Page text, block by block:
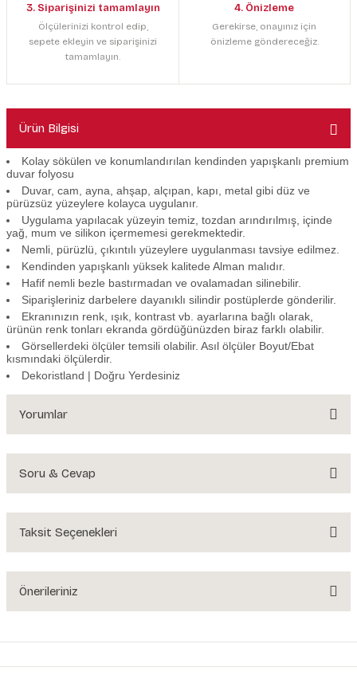
3. Siparişinizi tamamlayın
Ölçülerinizi kontrol edip,
sepete ekleyin ve siparişinizi
tamamlayın.
4. Önizleme
Gerekirse, onayınız için
önizleme göndereceğiz.
Ürün Bilgisi
Kolay sökülen ve konumlandırılan kendinden yapışkanlı premium
duvar folyosu
Duvar, cam, ayna, ahşap, alçıpan, kapı, metal gibi düz ve
pürüzsüz yüzeylere kolayca uygulanır.
Uygulama yapılacak yüzeyin temiz, tozdan arındırılmış, içinde
yağ, mum ve silikon içermemesi gerekmektedir.
Nemli, pürüzlü, çıkıntılı yüzeylere uygulanması tavsiye edilmez.
Kendinden yapışkanlı yüksek kalitede Alman malıdır.
Hafif nemli bezle bastırmadan ve ovalamadan silinebilir.
Siparişleriniz darbelere dayanıklı silindir postüplerde gönderilir.
Ekranınızın renk, ışık, kontrast vb. ayarlarına bağlı olarak,
ürünün renk tonları ekranda gördüğünüzden biraz farklı olabilir.
Görsellerdeki ölçüler temsili olabilir. Asıl ölçüler Boyut/Ebat
kısmındaki ölçülerdir.
Dekoristland | Doğru Yerdesiniz
Yorumlar
Soru & Cevap
Ürün hakkında henüz soru sorulmamış.
Taksit Seçenekleri
Önerileriniz
yetersiz gördüğünüz noktaları öneri formunu kullanarak tarafımıza
Görüş ve önerileriniz için teşekkür ederiz.